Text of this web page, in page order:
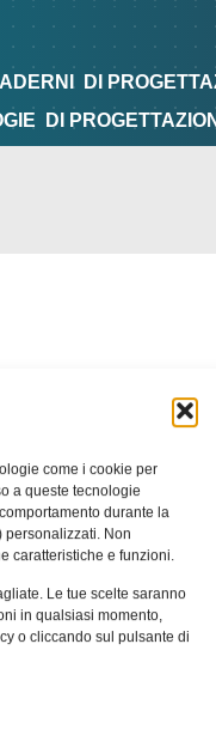
come i cookie per
a queste tecnologie
durante la
personalizzati. Non
caratteristiche e funzioni.
Le tue scelte saranno
in qualsiasi momento,
o cliccando sul pulsante di
DI
DI